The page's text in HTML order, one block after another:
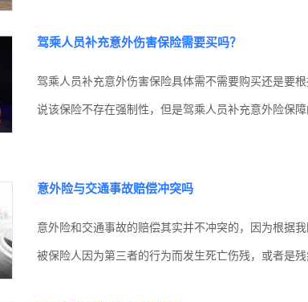
驾乘人员补充意外伤害保险需要买吗？
驾乘人员补充意外伤害保险具体需不需要购买还是要
说该保险不存在强制性，但是驾乘人员补充意外险保障
意外险与交通事故赔偿冲突吗
意外险和交通事故的赔偿其实并不冲突的，因为根据我
被保险人因为第三者的行为而发生死亡伤残，或者是残